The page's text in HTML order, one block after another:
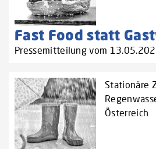
Fast Food statt
Pressemitteilung vom
Stationäre
Österreich